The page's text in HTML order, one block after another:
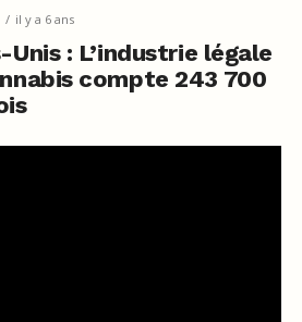
il y a 6 ans
: L’industrie légale
compte 243 700